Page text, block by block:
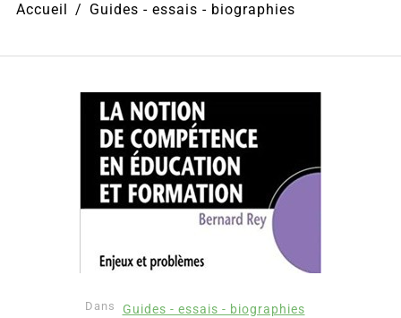
Accueil Guides - essais - biographies
Dans Guides - essais - biographies